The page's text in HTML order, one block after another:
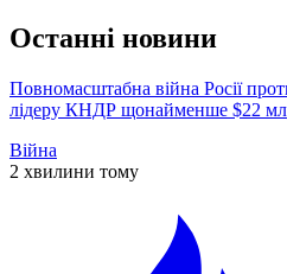
Останні новини
Повномасштабна війна Росії
лідеру КНДР щонайменше $22
Війна
2 хвилини тому